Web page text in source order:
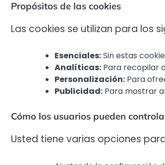
Propósitos de las cookies
Las cookies se utilizan para los
Esenciales:Sin estas
Analíticas: Para recopilar
Personalización: Para
Publicidad: Para mostrar
Cómo los usuarios pueden
Usted tiene varias opciones